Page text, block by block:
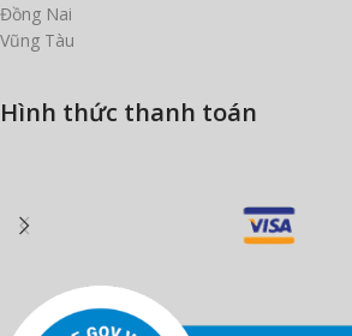
Đồng Nai
Vũng Tàu
Hình thức thanh toán